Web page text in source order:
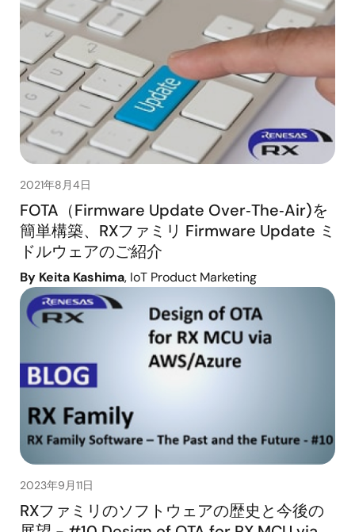
2021年8月4日
FOTA（Firmware Update Over‑The‑Air)を
簡単構築、RXファミリ Firmware Update ミ
ドルウェアのご紹介
By Keita Kashima, IoT Product Marketing
2023年9月11日
RXファミリのソフトウェアの歴史と今後の